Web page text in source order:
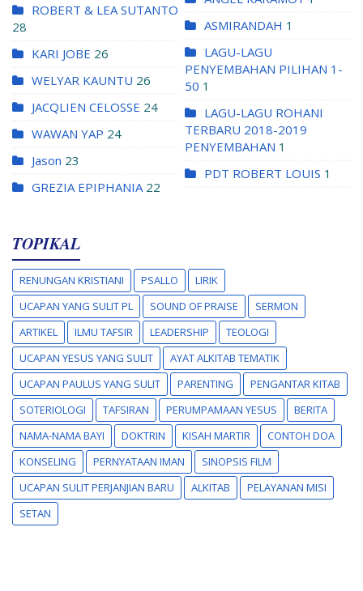
ROBERT & LEA SUTANTO
28
KARI JOBE 26
WELYAR KAUNTU 26
JACQLIEN CELOSSE 24
WAWAN YAP 24
Jason 23
GREZIA EPIPHANIA 22
ASMIRANDAH 1
LAGU-LAGU
PENYEMBAHAN PILIHAN 1-
50 1
LAGU-LAGU ROHANI
TERBARU 2018-2019
PENYEMBAHAN 1
PDT ROBERT LOUIS 1
TOPIKAL
RENUNGAN KRISTIANI PSALLO
LIRIK
UCAPAN YANG SULIT PL
SOUND OF PRAISE
SERMON
ARTIKEL
ILMU TAFSIR LEADERSHIP
TEOLOGI
UCAPAN YESUS YANG SULIT
AYAT ALKITAB TEMATIK
UCAPAN PAULUS YANG SULIT
PARENTING
PENGANTAR KITAB
SOTERIOLOGI
TAFSIRAN PERUMPAMAAN YESUS
BERITA
NAMA-NAMA BAYI
DOKTRIN KISAH MARTIR
CONTOH DOA
KONSELING
PERNYATAAN IMAN
SINOPSIS FILM
UCAPAN SULIT PERJANJIAN BARU
ALKITAB
PELAYANAN MISI
SETAN